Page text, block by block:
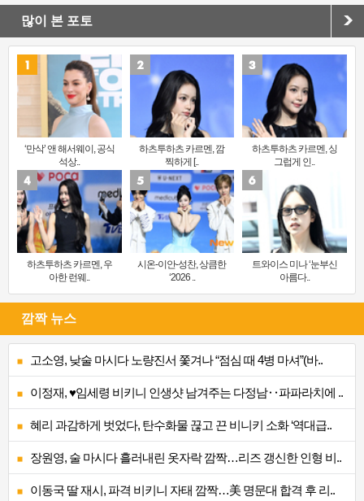
많이 본 포토
‘만삭’ 앤 해서웨이, 공식
석상..
하츠투하츠 카르멘, 깜
찍하게 [..
하츠투하츠 카르멘, 싱
그럽게 인..
하츠투하츠 카르멘, 우
아한 런웨..
시온-이안-성찬, 상큼한
‘2026 ..
트와이스 미나 ‘눈부신
아름다..
깜짝 뉴스
고소영, 낮술 마시다 노량진서 쫓겨나 “점심 때 4병 마셔”(바..
이정재, ♥임세령 비키니 인생샷 남겨주는 다정남‥파파라치에 ..
혜리 과감하게 벗었다, 탄수화물 끊고 끈 비니키 소화 ‘역대급..
장원영, 술 마시다 흘러내린 옷자락 깜짝…리즈 갱신한 인형 비..
이동국 딸 재시, 파격 비키니 자태 깜짝…美 명문대 합격 후 리..